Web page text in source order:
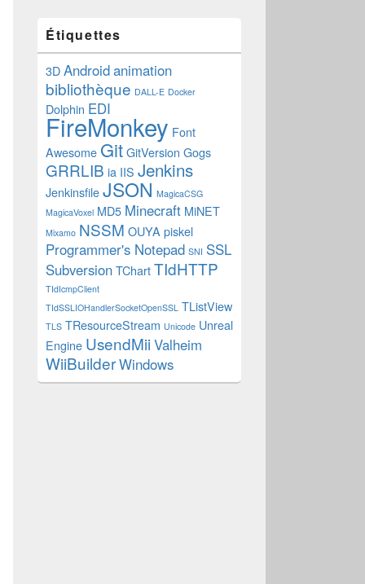
+
Étiquettes
3DAndroidanimation
bibliothèque DALL-E Docker
Dolphin EDI
FireMonkey Font
Awesome GitGitVersion Gogs
GRRLIB ia IIS Jenkins
JenkinsfileJSON MagicaCSG
MagicaVoxel MD5 Minecraft MiNET
Mixamo NSSM OUYA piskel
Programmer's Notepad SNI SSL
SubversionTChartTIdHTTP
TIdIcmpClient
TIdSSLIOHandlerSocketOpenSSL TListView
TLS TResourceStream Unicode Unreal
Engine UsendMii Valheim
WiiBuilderWindows